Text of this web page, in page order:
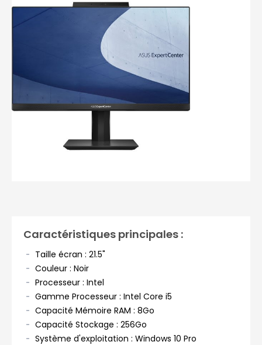
Caractéristiques principales :
Taille écran : 21.5"
Couleur : Noir
Processeur : Intel
Gamme Processeur : Intel Core i5
Capacité Mémoire RAM : 8Go
Capacité Stockage : 256Go
Système d'exploitation : Windows 10 Pro